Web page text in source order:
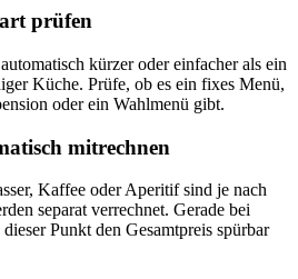
prüfen
kürzer oder einfacher als ein
Küche. Prüfe, ob es ein fixes Menü,
oder ein Wahlmenü gibt.
mitrechnen
Kaffee oder Aperitif sind je nach
separat verrechnet. Gerade bei
Punkt den Gesamtpreis spürbar